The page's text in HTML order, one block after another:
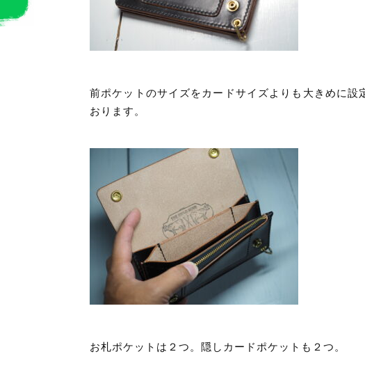
前ポケットのサイズをカードサイズよりも大きめに設
おります。
お札ポケットは２つ。隠しカードポケットも２つ。